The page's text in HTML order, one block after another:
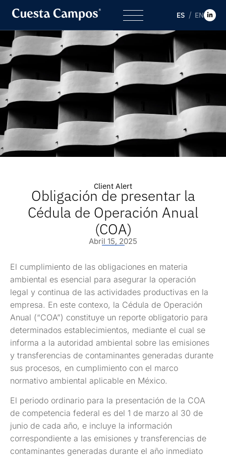
ES EN
Client Alert
Obligación de presentar la
Cédula de Operación Anual
(COA)
Abril 15, 2025
El cumplimiento de las obligaciones en materia
ambiental es esencial para asegurar la operación
legal y continua de las actividades productivas en la
empresa. En este contexo, la Cédula de Operación
Anual (“COA”) constituye un reporte obligatorio para
determinados establecimientos, mediante el cual se
informa a la autoridad ambiental sobre las emisiones
y transferencias de contaminantes generadas durante
sus procesos, en cumplimiento con el marco
normativo ambiental aplicable en México.
El periodo ordinario para la presentación de la COA
de competencia federal es del 1 de marzo al 30 de
junio de cada año, e incluye la información
correspondiente a las emisiones y transferencias de
contaminantes generadas durante el año inmediato